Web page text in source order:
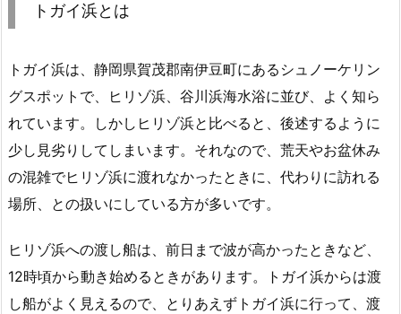
トガイ浜とは
トガイ浜は、静岡県賀茂郡南伊豆町にあるシュノーケリン
グスポットで、ヒリゾ浜、谷川浜海水浴に並び、よく知ら
れています。しかしヒリゾ浜と比べると、後述するように
少し見劣りしてしまいます。それなので、荒天やお盆休み
の混雑でヒリゾ浜に渡れなかったときに、代わりに訪れる
場所、との扱いにしている方が多いです。
ヒリゾ浜への渡し船は、前日まで波が高かったときなど、
12時頃から動き始めるときがあります。トガイ浜からは渡
し船がよく見えるので、とりあえずトガイ浜に行って、渡